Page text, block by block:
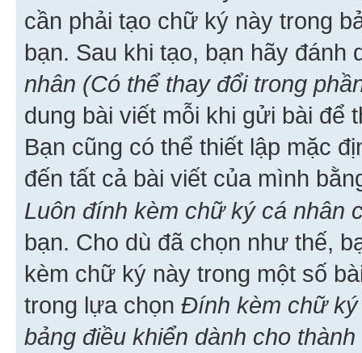
cần phải tạo chữ ký này trong
bạn. Sau khi tạo, bạn hãy
nhân (Có thể thay đổi trong
dung bài viết mỗi khi gửi bài để
Bạn cũng có thể thiết lập mặc
đến tất cả bài viết của mình
Luôn đính kèm chữ ký cá nhân
bạn. Cho dù đã chọn như thế,
kèm chữ ký này trong một số
trong lựa chọn Đính kèm chữ
bảng điều khiển dành cho